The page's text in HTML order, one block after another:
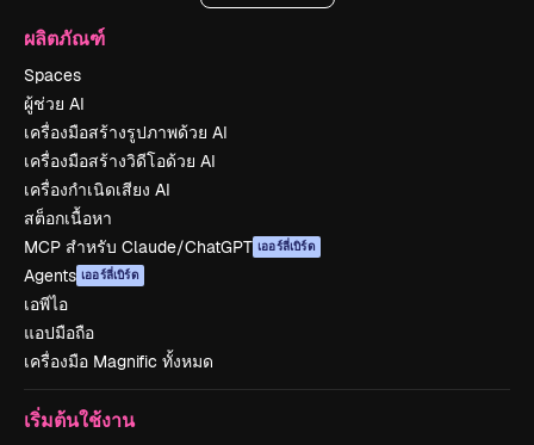
ผลิตภัณฑ์
Spaces
ผู้ช่วย AI
เครื่องมือสร้างรูปภาพด้วย AI
เครื่องมือสร้างวิดีโอด้วย AI
เครื่องกำเนิดเสียง AI
สต็อกเนื้อหา
MCP สำหรับ Claude/ChatGPT เออร์ลี่เบิร์ด
Agents เออร์ลี่เบิร์ด
เอพีไอ
แอปมือถือ
เครื่องมือ Magnific ทั้งหมด
เริ่มต้นใช้งาน